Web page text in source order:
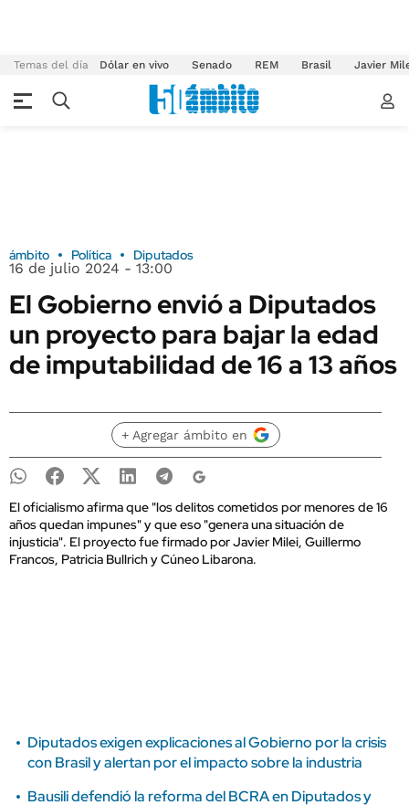
Temas del día Dólar en vivo Senado REM Brasil Javier
ámbito Política Diputados
16 de julio 2024 - 13:00
El Gobierno envió a Diputados
un proyecto para bajar la edad
de imputabilidad de 16 a 13 años
+ Agregar ámbito en
El oficialismo afirma que "los delitos cometidos por menores de 16
años quedan impunes" y que eso "genera una situación de
injusticia". El proyecto fue firmado por Javier Milei, Guillermo
Francos, Patricia Bullrich y Cúneo Libarona.
Diputados exigen explicaciones al Gobierno por la crisis
con Brasil y alertan por el impacto sobre la industria
Bausili defendió la reforma del BCRA en Diputados y